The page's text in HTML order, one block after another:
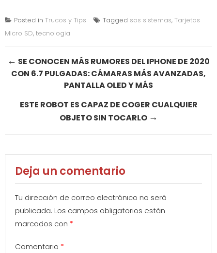
Posted in Trucos y Tips Tagged sos sistemas, Tarjetas
Micro SD, tecnologia
Post
navigation
← SE CONOCEN MÁS RUMORES DEL IPHONE DE 2020
CON 6.7 PULGADAS: CÁMARAS MÁS AVANZADAS,
PANTALLA OLED Y MÁS
ESTE ROBOT ES CAPAZ DE COGER CUALQUIER
OBJETO SIN TOCARLO →
Deja un comentario
Tu dirección de correo electrónico no será
publicada. Los campos obligatorios están
marcados con *
Comentario *